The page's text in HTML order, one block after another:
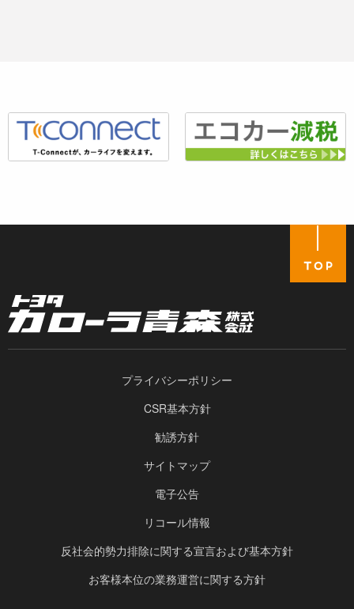
プライバシーポリシー
CSR基本方針
勧誘方針
サイトマップ
電子公告
リコール情報
反社会的勢力排除に関する宣言および基本方針
お客様本位の業務運営に関する方針